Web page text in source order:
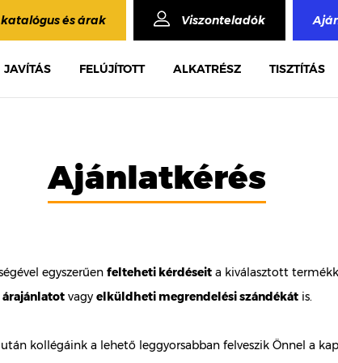
katalógus és árak Viszonteladók
JAVÍTÁS FELÚJÍTOTT ALKATRÉSZ TISZTÍTÁS
Ajánlatkérés
egyszerűen felteheti kérdéseit a kiválasztott
árajánlatotvagy elküldheti megrendelési szándékátis.
után kollégáink a lehető leggyorsabban felveszik Önnel a